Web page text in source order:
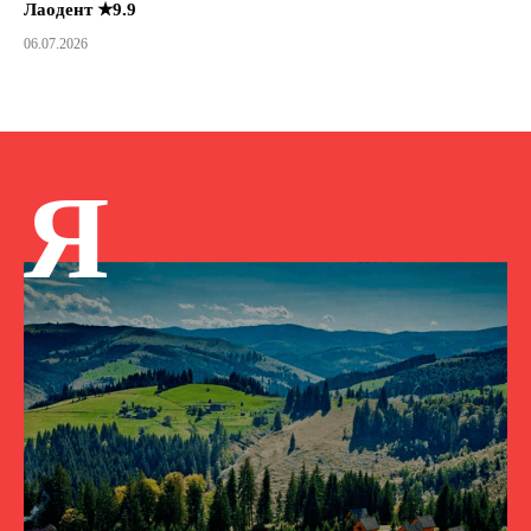
Лаодент ★9.9
06.07.2026
Я